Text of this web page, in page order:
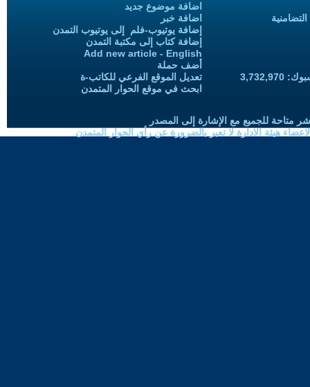
اضافة موضوع جديد
اضافة خبر
إضافة يوتيوب-فلم إلى يوتيوب التمدن
إضافة كتاب إلى مكتبة التمدن
Add new article - English
أضف حملة
تعديل الموقع الفرعي للكاتب-ة
ابحث في موقع الحوار المتمدن
متاحة للجميع مع الإشارة إلى المصدر
هيئة الادارة لا تعبر بالضرورة عن رأي الحوار المتمدن